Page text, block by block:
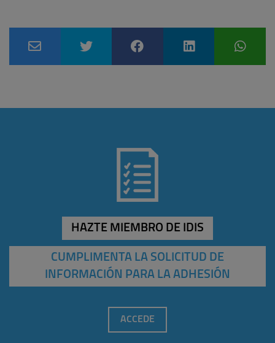
HAZTE MIEMBRO DE IDIS
CUMPLIMENTA LA SOLICITUD DE
INFORMACIÓN PARA LA ADHESIÓN
ACCEDE